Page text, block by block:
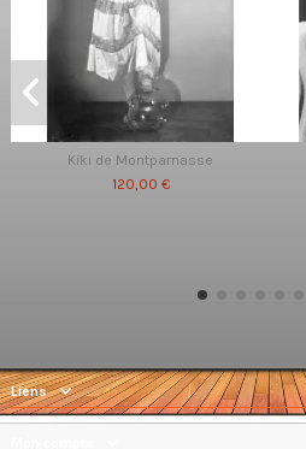
Kiki de Montparnasse
120,00 €
Liens